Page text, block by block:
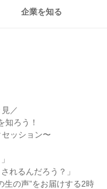
企業を知る
／
知ろう！
ッション〜
れるんだろう？」
生の声”をお届けする2時